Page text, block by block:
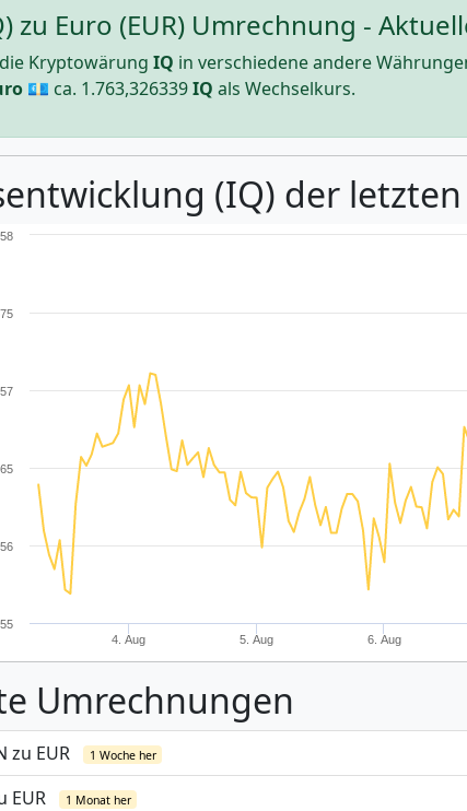
zu Euro (EUR) Umrechnung -
Kryptowärung IQ in verschiedene andere
💶 ca. 1.763,326339IQ als Wechselkurs.
(IQ) der letzten
4. Aug 5. Aug 6. Aug
Umrechnungen
zu EUR 1 Woche her
EUR 1 Monat her